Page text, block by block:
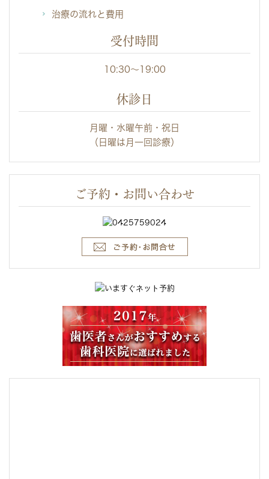
治療の流れと費用
受付時間
10:30～19:00
休診日
月曜・水曜午前・祝日
（日曜は月一回診療）
ご予約・お問い合わせ